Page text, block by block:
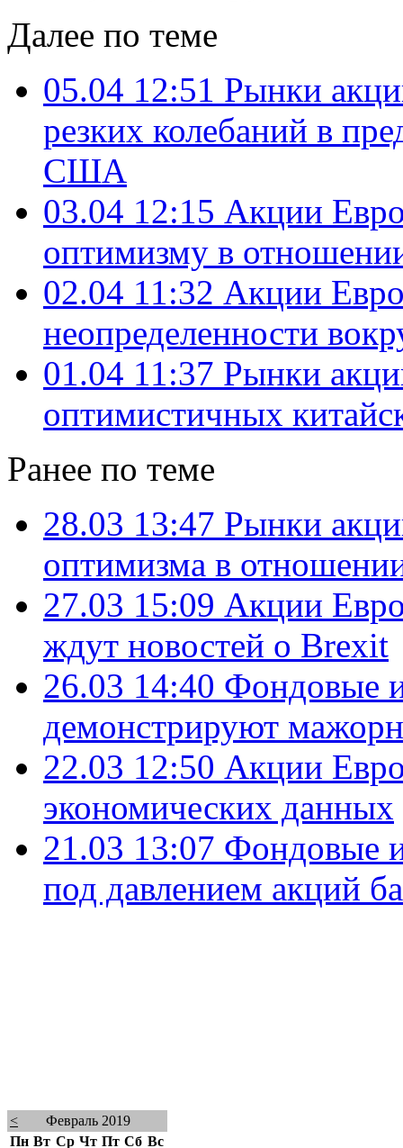
Далее по теме
05.04 12:51 Рынки
резких колебаний в
США
03.04 12:15 Акции
оптимизму в
02.04 11:32 Акции
неопределенности
01.04 11:37 Рынки
оптимистичных
Ранее по теме
28.03 13:47 Рынки
оптимизма в
27.03 15:09 Акции
ждут новостей о Brexit
26.03 14:40 Фондовые
демонстрируют
22.03 12:50 Акции
экономических данных
21.03 13:07 Фондовые
под давлением акций
<
Февраль 2019
Пн Вт Ср Чт Пт Сб Вс